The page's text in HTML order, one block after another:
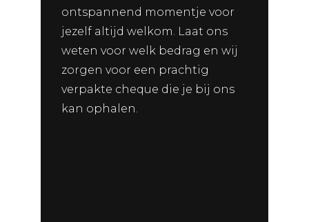
ontspannend momentje voor
jezelf altijd welkom. Laat ons
weten voor welk bedrag en wij
zorgen voor een prachtig
verpakte cheque die je bij ons
kan ophalen.